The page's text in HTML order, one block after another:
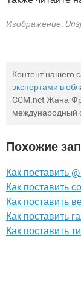
Изображение:
Контент нашего
экспертами в
CCM.net Жана-
международный
Похожие
Как поставить
Как поставить
Как поставить
Как поставить
Как поставить